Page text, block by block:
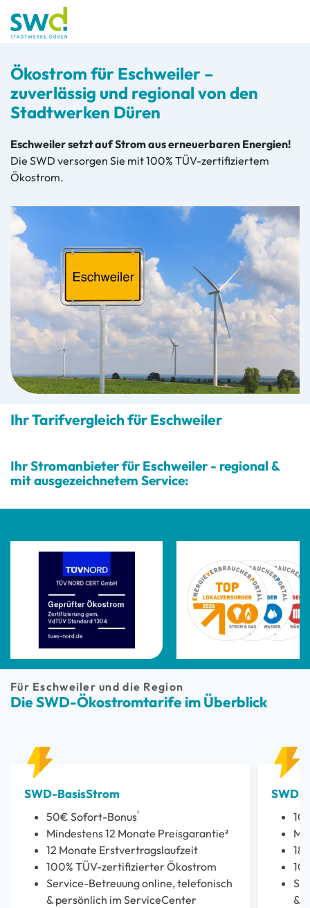
Ökostrom für Eschweiler –
zuverlässig und regional von den
Stadtwerken Düren
Eschweiler setzt auf Strom aus erneuerbaren Energien!
Die SWD versorgen Sie mit 100% TÜV-zertifiziertem
Ökostrom.
Ihr Tarifvergleich für Eschweiler
Ihr Stromanbieter für Eschweiler - regional &
mit ausgezeichnetem Service:
Die SWD-Ökostromtarife im Überblick
Für Eschweiler und die Region
SWD-BasisStrom
50€ Sofort-Bonus¹
Mindestens 12 Monate Preisgarantie²
12 Monate Erstvertragslaufzeit
100% TÜV-zertifizierter Ökostrom
Service-Betreuung online, telefonisch
& persönlich im ServiceCenter
SWD-
18
&